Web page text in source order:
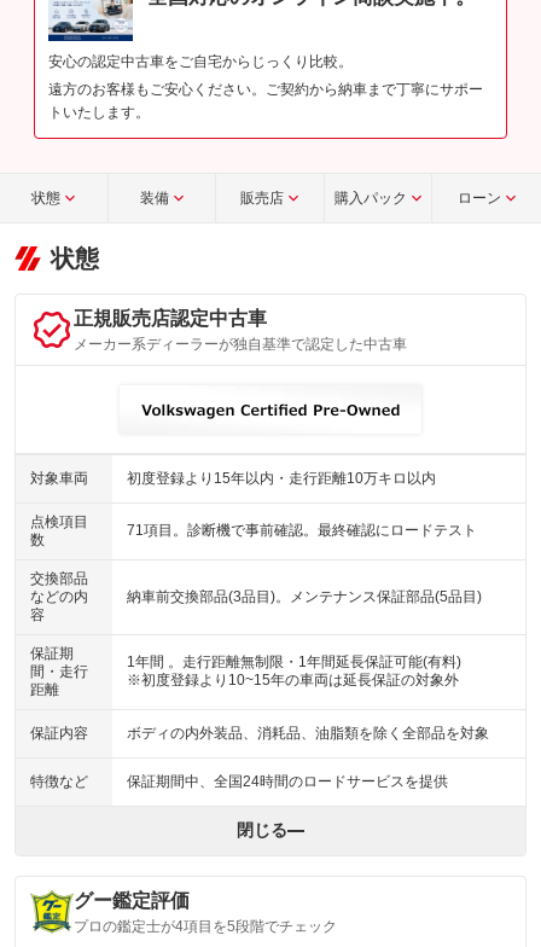
安心の認定中古車をご自宅からじっくり比較。
遠方のお客様もご安心ください。ご契約から納車まで丁寧にサポー
トいたします。
状態 装備 販売店 購入パック ローン
状態
正規販売店認定中古車
メーカー系ディーラーが独自基準で認定した中古車
対象車両 初度登録より15年以内・走行距離10万キロ以内
点検項目
数
71項目。診断機で事前確認。最終確認にロードテスト
交換部品
などの内
容
納車前交換部品(3品目)。メンテナンス保証部品(5品目)
保証期
間・走行
距離
1年間 。走行距離無制限・1年間延長保証可能(有料)
※初度登録より10~15年の車両は延長保証の対象外
保証内容 ボディの内外装品、消耗品、油脂類を除く全部品を対象
特徴など 保証期間中、全国24時間のロードサービスを提供
閉じる
グー鑑定評価
プロの鑑定士が4項目を5段階でチェック